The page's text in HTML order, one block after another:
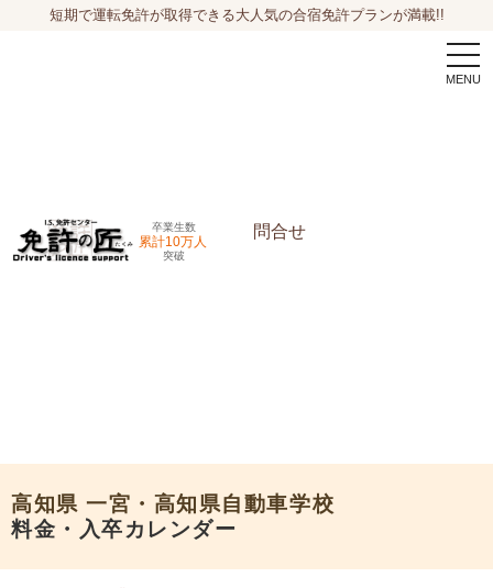
短期で運転免許が取得できる大人気の合宿免許プランが満載!!
卒業生数
累計10万人
突破
問合せ
高知県 一宮・高知県自動車学校
料金・入卒カレンダー